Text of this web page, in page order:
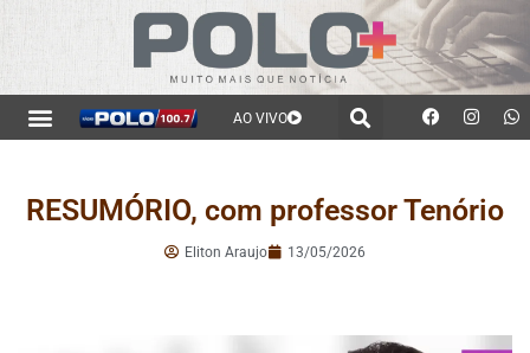
AO VIVO
RESUMÓRIO, com professor Tenório
Eliton Araujo 13/05/2026